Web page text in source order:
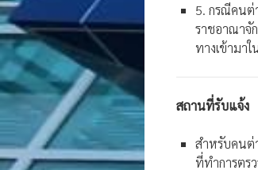
5. กรณีคนต่
ราชอาณาจั
ทางเข้ามา
สถานที่รับแจ้ง
สำหรับคนต่
ที่ทำการตร